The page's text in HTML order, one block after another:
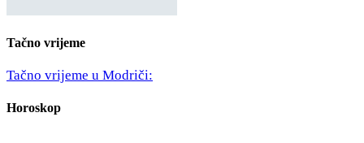
Tačno vrijeme
Tačno vrijeme u Modriči:
Horoskop